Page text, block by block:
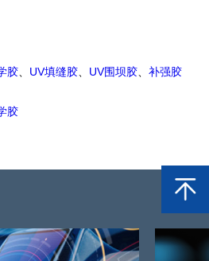
胶、 UV填缝胶、 UV围坝胶、 补强胶
胶